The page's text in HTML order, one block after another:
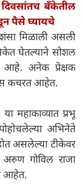
बँकेतील
पैसे घ्यायचे
मिळाली असली
घेतल्याने सोशल
आहे. अनेक प्रेक्षक
कचरत आहेत.
महाकाव्यात प्रभू
अभिनेते
असलेल्या टीकेवर
अरुण गोविल राजा
आहेत.